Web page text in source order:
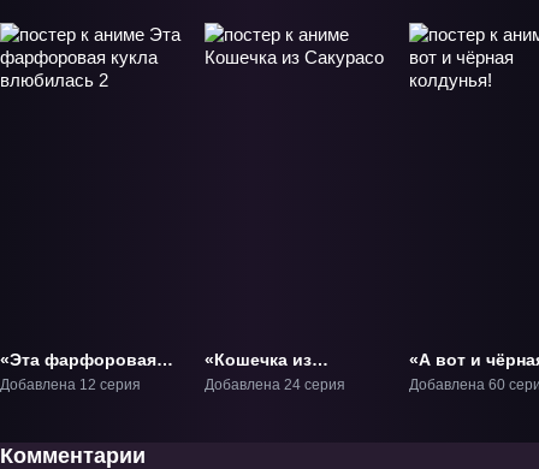
«Эта фарфоровая
кукла влюбилась 2»
Добавлена 12 серия
«Кошечка из
Сакурасо» ТВ-1
Добавлена 24 серия
«А вот и
колдунья!»
Добавлена 60
Комментарии